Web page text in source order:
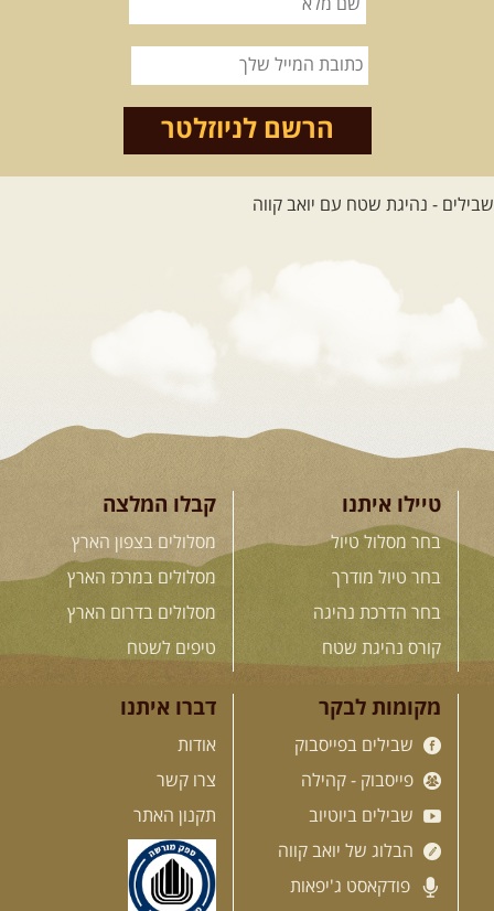
הרשם לניוזלטר
טיילו איתנו
בחר מסלול טיול
בחר טיול מודרך
בחר הדרכת נהיגה
קורס נהיגת שטח
קבלו המלצה
מסלולים בצפון הארץ
מסלולים במרכז הארץ
מסלולים בדרום הארץ
טיפים לשטח
מקומות לבקר
שבילים בפייסבוק
פייסבוק - קהילה
שבילים ביוטיוב
הבלוג של יואב קווה
פודקאסט ג'יפאות
דברו איתנו
אודות
צרו קשר
תקנון האתר